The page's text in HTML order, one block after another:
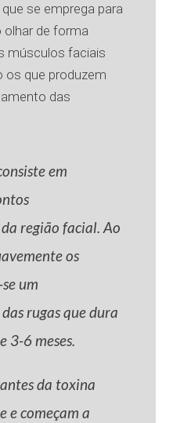
se emprega para
olhar de forma
músculos faciais
que produzem
das
em
região facial. Ao
os
um
rugas que dura
3-6 meses.
da toxina
e começam a